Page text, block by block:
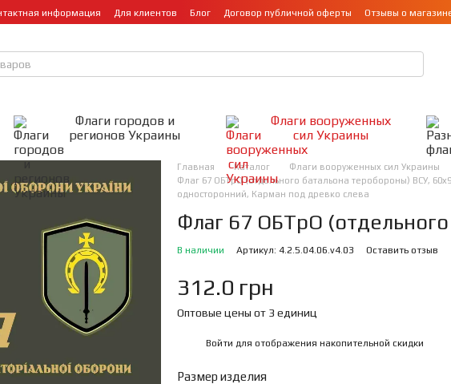
информация Для клиентов Блог Договор публичной оферты Отзывы о
Флаги городов и
регионов Украины
Флаги вооруженных
сил Украины
Главная Каталог
Флаги вооруженных сил Украины
Флаг 67 ОБТрО (отдельного батальона теробороны) ВСУ,
односторонний, Карман под древко слева
Флаг 67 ОБТрО
В наличии Артикул: 4.2.5.04.06.v4.03 Оставить отзыв
312.0 грн
Оптовые цены от 3 единиц
Войти для отображения накопительной скидки
Размер изделия